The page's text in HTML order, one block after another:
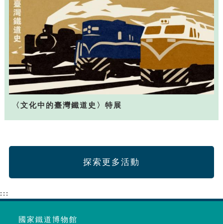
〈文化中的臺灣鐵道史〉特展
探索更多活動
:::
國家鐵道博物館